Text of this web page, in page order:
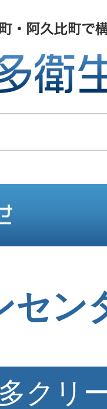
セン
クリ